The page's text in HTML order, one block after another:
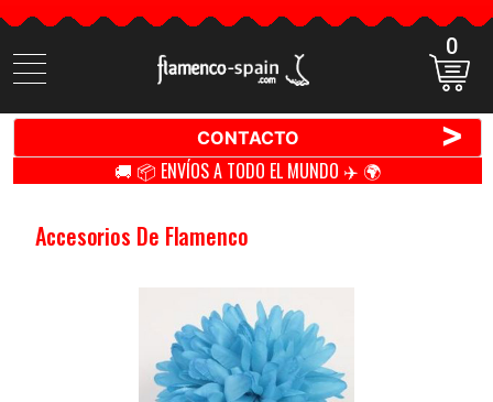
Buscar
productos
0
CONTACTO >
🚚 📦 ENVÍOS A TODO EL MUNDO ✈️ 🌍
Accesorios De Flamenco